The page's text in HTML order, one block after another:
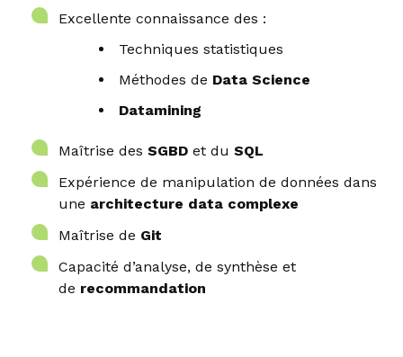
Excellente connaissance des :
Techniques statistiques
Méthodes de Data Science
Datamining
Maîtrise des SGBD et du SQL
Expérience de manipulation de données dans
une architecture data complexe
Maîtrise de Git
Capacité d’analyse, de synthèse et
de recommandation